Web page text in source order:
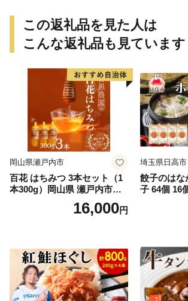
この返礼品を見た人は
こんな返礼品も見ています
岡山県瀬戸内市
百花 はちみつ 3本セット（1
本300g）岡山県 瀬戸内市産
石黒農園 ヨーグルト パン 砂
糖の代わり 香り高い いい香
16,000円
埼玉県日高市
餃子のはな
子 64個 16
中華 点心
野菜 おつ
ー ギフト